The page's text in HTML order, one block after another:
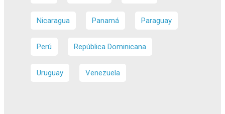
Nicaragua Panamá Paraguay
Perú República Dominicana
Uruguay Venezuela